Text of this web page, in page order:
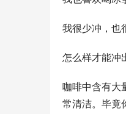
我很少冲，也
怎么样才能冲
咖啡中含有大
常清洁。毕竟